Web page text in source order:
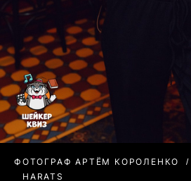
ФОТОГРАФ АРТЁМ КОРОЛЕНКО
HARATS